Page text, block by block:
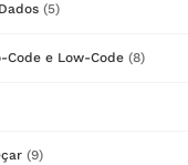
(5)
Code e Low-Code (8)
(9)